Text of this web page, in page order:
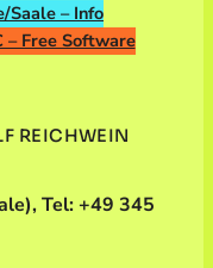
Saale – Info
– Free Software
REICHWEIN
Tel: +49 345